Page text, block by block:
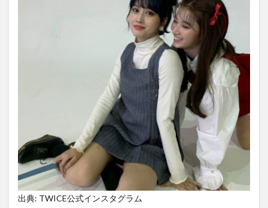
出典: TWICE公式インスタグラム